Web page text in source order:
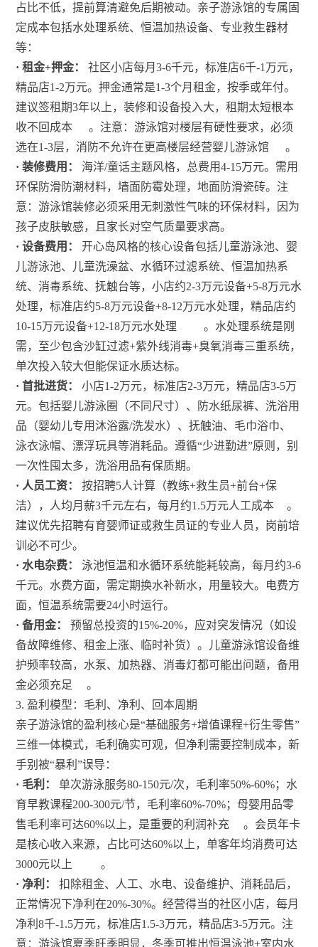
占比不低，提前算清避免后期被动。亲子游泳馆的专属固
定成本包括水处理系统、恒温加热设备、专业救生器材
等：
· 租金+押金：
社区小店每月3-6千元，标准店6千-1万元，
精品店1-2万元。押金通常是1-3个月租金，按季或年付。
建议签租期3年以上，装修和设备投入大，租期太短根本
收不回成本
。注意：游泳馆对楼层有硬性要求，必须
选在1-3层，消防不允许在更高楼层经营婴儿游泳馆
。
· 装修费用：
海洋/童话主题风格，总费用4-15万元。需用
环保防滑防潮材料，墙面防霉处理，地面防滑瓷砖。注
意：游泳馆装修必须采用无刺激性气味的环保材料，因为
孩子皮肤敏感，且家长对空气质量要求高。
· 设备费用：
开心岛风格的核心设备包括儿童游泳池、婴
儿游泳池、儿童洗澡盆、水循环过滤系统、恒温加热系
统、消毒系统、抚触台等，小店约2-3万元设备+5-8万元水
处理，标准店约5-8万元设备+8-12万元水处理，精品店约
10-15万元设备+12-18万元水处理
。水处理系统是刚
需，至少包含沙缸过滤+紫外线消毒+臭氧消毒三重系统，
单次投入较大但能保证水质达标。
· 首批进货：
小店1-2万元，标准店2-3万元，精品店3-5万
元。包括婴儿游泳圈（不同尺寸）、防水纸尿裤、洗浴用
品（婴幼儿专用沐浴露/洗发水）、抚触油、毛巾浴巾、
泳衣泳帽、漂浮玩具等消耗品。遵循“少进勤进”原则，别
一次性囤太多，洗浴用品有保质期。
· 人员工资：
按招聘5人计算（教练+救生员+前台+保
洁），人均月薪3千元左右，每月约1.5万元人工成本
。
建议优先招聘有育婴师证或救生员证的专业人员，岗前培
训必不可少。
· 水电杂费：
泳池恒温和水循环系统能耗较高，每月约3-6
千元。水费方面，需定期换水补新水，用量较大。电费方
面，恒温系统需要24小时运行。
· 备用金：
预留总投资的15%-20%，应对突发情况（如设
备故障维修、租金上涨、临时补货）。儿童游泳馆设备维
护频率较高，水泵、加热器、消毒灯都可能出问题，备用
金必须充足
。
3. 盈利模型：毛利、净利、回本周期
亲子游泳馆的盈利核心是“基础服务+增值课程+衍生零售”
三维一体模式，毛利确实可观，但净利需要控制成本，新
手别被“暴利”误导：
· 毛利：
单次游泳服务80-150元/次，毛利率50%-60%；水
育早教课程200-300元/节，毛利率60%-70%；母婴用品零
售毛利率可达60%以上，是重要的利润补充
。会员年卡
是核心收入来源，占比可达60%以上，单客年均消费可达
3000元以上
。
· 净利：
扣除租金、人工、水电、设备维护、消耗品后，
正常情况下净利在20%-30%。经营得当的社区小店，每月
净利8千-1.5万元，标准店1.5-3万元，精品店3-5万元。注
意：游泳馆夏季旺季明显，冬季可推出恒温泳池+室内水